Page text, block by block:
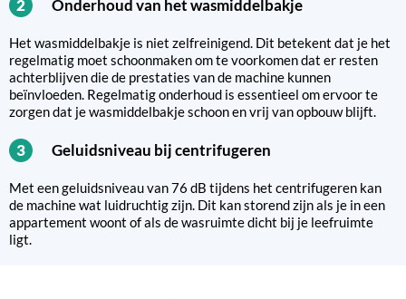
2 Onderhoud van het wasmiddelbakje
Het wasmiddelbakje is niet zelfreinigend. Dit betekent dat je het
regelmatig moet schoonmaken om te voorkomen dat er resten
achterblijven die de prestaties van de machine kunnen
beïnvloeden. Regelmatig onderhoud is essentieel om ervoor te
zorgen dat je wasmiddelbakje schoon en vrij van opbouw blijft.
3 Geluidsniveau bij centrifugeren
Met een geluidsniveau van 76 dB tijdens het centrifugeren kan
de machine wat luidruchtig zijn. Dit kan storend zijn als je in een
appartement woont of als de wasruimte dicht bij je leefruimte
ligt.